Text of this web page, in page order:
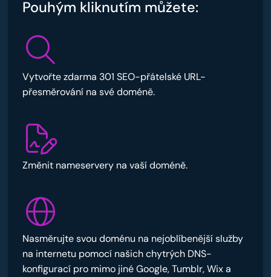
Pouhým kliknutím můžete:
Vytvořte zdarma 301 SEO-přátelské URL-
přesměrování na své doméně.
Změnit nameservery na vaší doméně.
Nasměrujte svou doménu na nejoblíbenější služby
na internetu pomocí našich chytrých DNS-
konfigurací pro mimo jiné Google, Tumblr, Wix a